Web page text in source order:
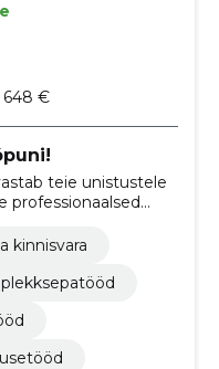
648 €
teie unistustele
professionaalsed
ka kõige
kinnisvara
plekksepatööd